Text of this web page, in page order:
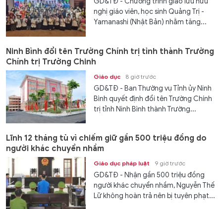
nghị giáo viên, học sinh Quảng Trị -
Yamanashi (Nhật Bản) nhằm tăng...
Ninh Bình đổi tên Trường Chính trị tỉnh thành Trường
Chính trị Trường Chinh
Giáo dục 8 giờ trước
GD&TĐ - Ban Thường vụ Tỉnh ủy Ninh
Bình quyết định đổi tên Trường Chính
trị tỉnh Ninh Bình thành Trường...
Lĩnh 12 tháng tù vì chiếm giữ gần 500 triệu đồng do
người khác chuyển nhầm
Giáo dục pháp luật 9 giờ trước
GD&TĐ - Nhận gần 500 triệu đồng
người khác chuyển nhầm, Nguyễn Thế
Lữ không hoàn trả nên bị tuyên phạt...